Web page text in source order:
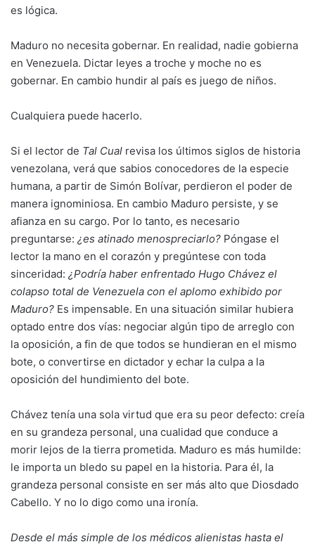
es lógica.
Maduro no necesita gobernar. En realidad, nadie gobierna
en Venezuela. Dictar leyes a troche y moche no es
gobernar. En cambio hundir al país es juego de niños.
Cualquiera puede hacerlo.
Si el lector de Tal Cual revisa los últimos siglos de historia
venezolana, verá que sabios conocedores de la especie
humana, a partir de Simón Bolívar, perdieron el poder de
manera ignominiosa. En cambio Maduro persiste, y se
afianza en su cargo. Por lo tanto, es necesario
preguntarse: ¿es atinado menospreciarlo? Póngase el
lector la mano en el corazón y pregúntese con toda
sinceridad: ¿Podría haber enfrentado Hugo Chávez el
colapso total de Venezuela con el aplomo exhibido por
Maduro? Es impensable. En una situación similar hubiera
optado entre dos vías: negociar algún tipo de arreglo con
la oposición, a fin de que todos se hundieran en el mismo
bote, o convertirse en dictador y echar la culpa a la
oposición del hundimiento del bote.
Chávez tenía una sola virtud que era su peor defecto: creía
en su grandeza personal, una cualidad que conduce a
morir lejos de la tierra prometida. Maduro es más humilde:
le importa un bledo su papel en la historia. Para él, la
grandeza personal consiste en ser más alto que Diosdado
Cabello. Y no lo digo como una ironía.
Desde el más simple de los médicos alienistas hasta el